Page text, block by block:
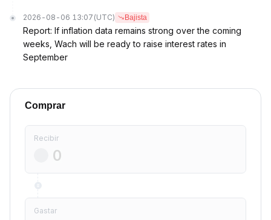
2026-08-06 13:07 (UTC) Bajista
Report: If inflation data remains strong over the coming
weeks, Wach will be ready to raise interest rates in
September
Comprar
Recibir
Gastar